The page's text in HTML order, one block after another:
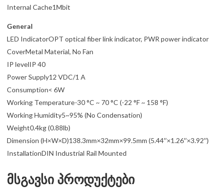
Internal Cache1Mbit
General
LED IndicatorOPT optical fiber link indicator, PWR power indicator
CoverMetal Material, No Fan
IP levelIP 40
Power Supply12 VDC/1 A
Consumption< 6W
Working Temperature-30 °C ~ 70 °C (-22 °F ~ 158 °F)
Working Humidity5~95% (No Condensation)
Weight0.4kg (0.88lb)
Dimension (H×W×D)138.3mm×32mm×99.5mm (5.44′′×1.26′′×3.92′′)
InstallationDIN Industrial Rail Mounted
მსგავსი პროდუქტები